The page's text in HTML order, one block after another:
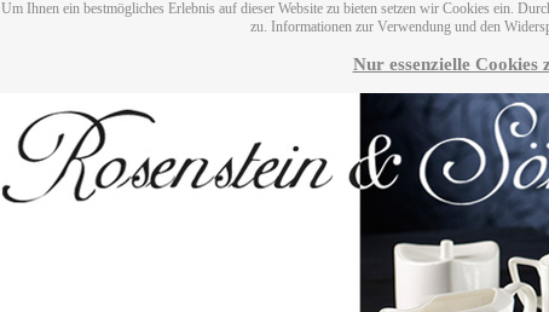
Um Ihnen ein bestmögliches Erlebnis auf dieser Website zu bieten setzen wir Cookies ein.
zu. Informationen zur Verwendung und den
Nur essenzielle Cookies